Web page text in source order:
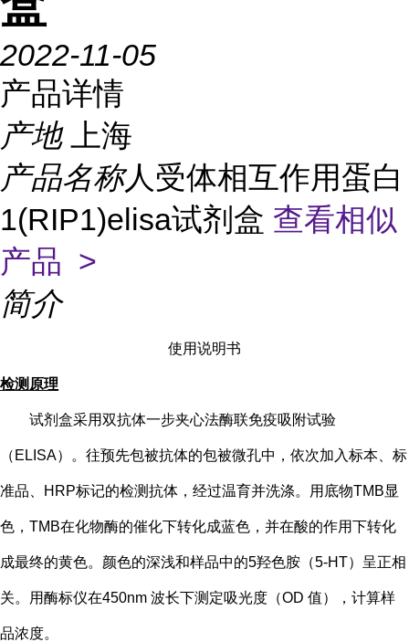
2022-11-05
产品详情
产地
上海
产品名称人受体相互作用蛋白
1(RIP1)elisa试剂盒 查看相似
产品 >
简介
使用说明书
检测原理
试剂盒采用双抗体一步夹心法酶联免疫吸附试验
（ ELISA）。往预先包被抗体的包被微孔中，依次加入标本、标
准品、HRP标记的检测抗体，经过温育并洗涤。用底物TMB显
色，TMB在化物酶的催化下转化成蓝色，并在酸的作用下转化
成最终的黄色。颜色的深浅和样品中的5羟色胺（5-HT） 呈正相
关。用酶标仪在450nm 波长下测定吸光度（OD 值），计算样
品浓度。